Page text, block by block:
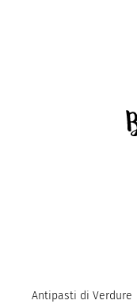
Antipasti di Verdure